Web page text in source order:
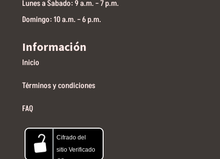
Lunes a Sabado: 9 a.m. – 7 p.m.
Domingo: 10 a.m. – 6 p.m.
Información
Inicio
Términos y condiciones
FAQ